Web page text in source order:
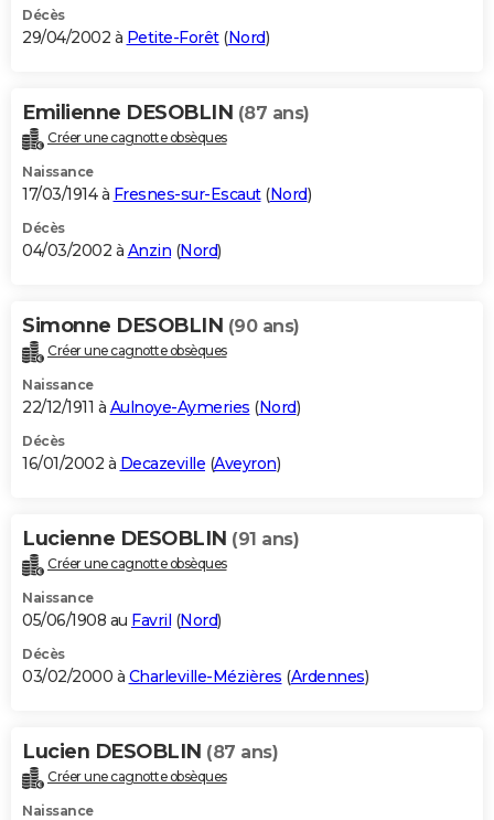
Décès
29/04/2002 à Petite-Forêt(Nord)
Emilienne DESOBLIN (87 ans)
Créer une cagnotte obsèques
Naissance
17/03/1914 à Fresnes-sur-Escaut(Nord)
Décès
04/03/2002 à Anzin (Nord)
Simonne DESOBLIN (90 ans)
Créer une cagnotte obsèques
Naissance
22/12/1911 à Aulnoye-Aymeries (Nord)
Décès
16/01/2002 à Decazeville (Aveyron)
Lucienne DESOBLIN (91 ans)
Créer une cagnotte obsèques
Naissance
05/06/1908 au Favril (Nord)
Décès
03/02/2000 à Charleville-Mézières (Ardennes)
Lucien DESOBLIN (87 ans)
Créer une cagnotte obsèques
Naissance